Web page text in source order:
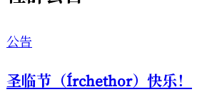
公告
圣临节（Írchethor）快乐！